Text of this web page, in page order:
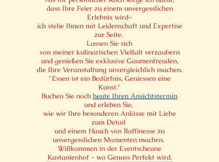
dass Ihre Feier zu einem unvergesslichen
Erlebnis wird–
ich stehe Ihnen mit Leidenschaft und Expertise
zur Seite.
Lassen Sie sich
von meiner kulinarischen Vielfalt verzaubern
und genießen Sie exklusive Gaumenfreuden,
die Ihre Veranstaltung unvergleichlich machen.
"Essen ist ein Bedürfnis, Geniessen eine
Kunst."
Buchen Sie noch heute Ihren Ansichtstermin
und erleben Sie,
wie wir Ihre besonderen Anlässe mit Liebe
zum Detail
und einem Hauch von Raffinesse zu
unvergesslichen Momenten machen.
Willkommen in der Eventscheune
Kastanienhof - wo Genuss Perfekt wird.